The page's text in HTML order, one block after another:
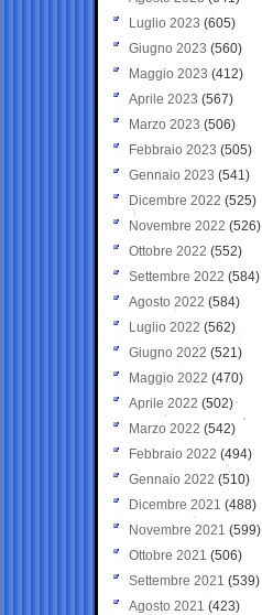
Luglio 2023 (605)
Giugno 2023 (560)
Maggio 2023 (412)
Aprile 2023 (567)
Marzo 2023 (506)
Febbraio 2023 (505)
Gennaio 2023 (541)
Dicembre 2022 (525)
Novembre 2022 (526)
Ottobre 2022 (552)
Settembre 2022 (584)
Agosto 2022 (584)
Luglio 2022 (562)
Giugno 2022 (521)
Maggio 2022 (470)
Aprile 2022 (502)
Marzo 2022 (542)
Febbraio 2022 (494)
Gennaio 2022 (510)
Dicembre 2021 (488)
Novembre 2021 (599)
Ottobre 2021 (506)
Settembre 2021 (539)
Agosto 2021 (423)